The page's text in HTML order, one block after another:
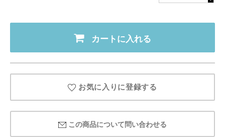
カートに入れる
お気に入りに登録する
この商品について問い合わせる